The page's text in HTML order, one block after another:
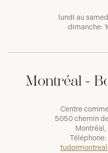
lundi au
dimanche:
Montréal -
Centre
5050 chemin
Montréal,
Téléphone: